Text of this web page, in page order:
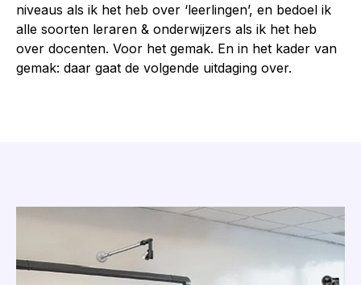
niveaus als ik het heb over ‘leerlingen’, en bedoel ik
alle soorten leraren & onderwijzers als ik het heb
over docenten. Voor het gemak. En in het kader van
gemak: daar gaat de volgende uitdaging over.